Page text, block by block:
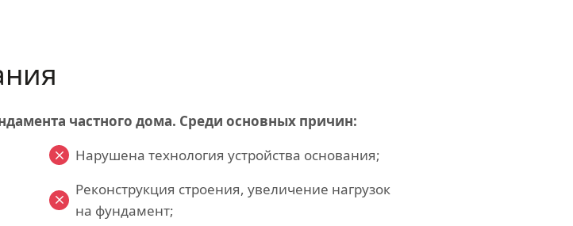
частного дома. Среди основных причин:
Нарушена технология устройства основания;
Реконструкция строения, увеличение нагрузок
на фундамент;